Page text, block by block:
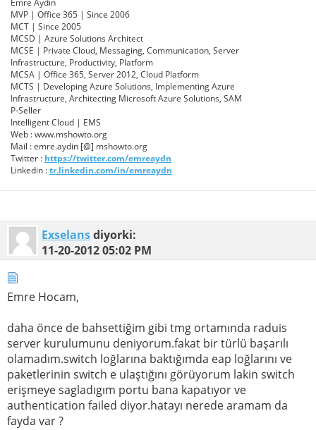
Emre Aydın
MVP | Office 365 | Since 2006
MCT | Since 2005
MCSD | Azure Solutions Architect
MCSE | Private Cloud, Messaging, Communication, Server
Infrastructure, Productivity, Platform
MCSA | Office 365, Server 2012, Cloud Platform
MCTS | Developing Azure Solutions, Implementing Azure
Infrastructure, Architecting Microsoft Azure Solutions, SAM
P-Seller
Intelligent Cloud | EMS
Web : www.mshowto.org
Mail : emre.aydin [@] mshowto.org
Twitter : https://twitter.com/emreaydn
Linkedin :tr.linkedin.com/in/emreaydn
Exselansdiyorki:
11-20-201205:02 PM
Emre Hocam,
daha önce de bahsettiğim gibi tmg ortamında raduis
server kurulumunu deniyorum.fakat bir türlü başarılı
olamadım.switch loğlarına baktığımda eap loğlarını ve
paketlerinin switch e ulaştığını görüyorum lakin switch
erişmeye sagladıgım portu bana kapatıyor ve
authentication failed diyor.hatayı nerede aramam da
fayda var ?